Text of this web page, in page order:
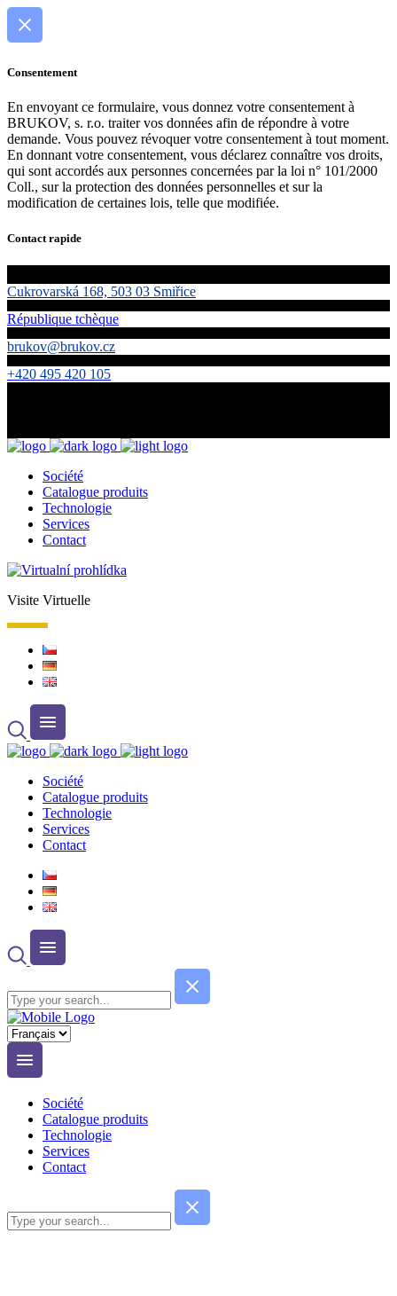
Consentement
En envoyant ce formulaire, vous donnez votre consentement à
BRUKOV, s. r.o. traiter vos données afin de répondre à votre
demande. Vous pouvez révoquer votre consentement à tout moment.
En donnant votre consentement, vous déclarez connaître vos droits,
qui sont accordés aux personnes concernées par la loi n° 101/2000
Coll., sur la protection des données personnelles et sur la
modification de certaines lois, telle que modifiée.
Contact rapide
Cukrovarská 168, 503 03 Smiřice
République tchèque
brukov@brukov.cz
+420 495 420 105
Société
Catalogue produits
Technologie
Services
Contact
Visite Virtuelle
Société
Catalogue produits
Technologie
Services
Contact
Choisir
une
langue
Société
Catalogue produits
Technologie
Services
Contact